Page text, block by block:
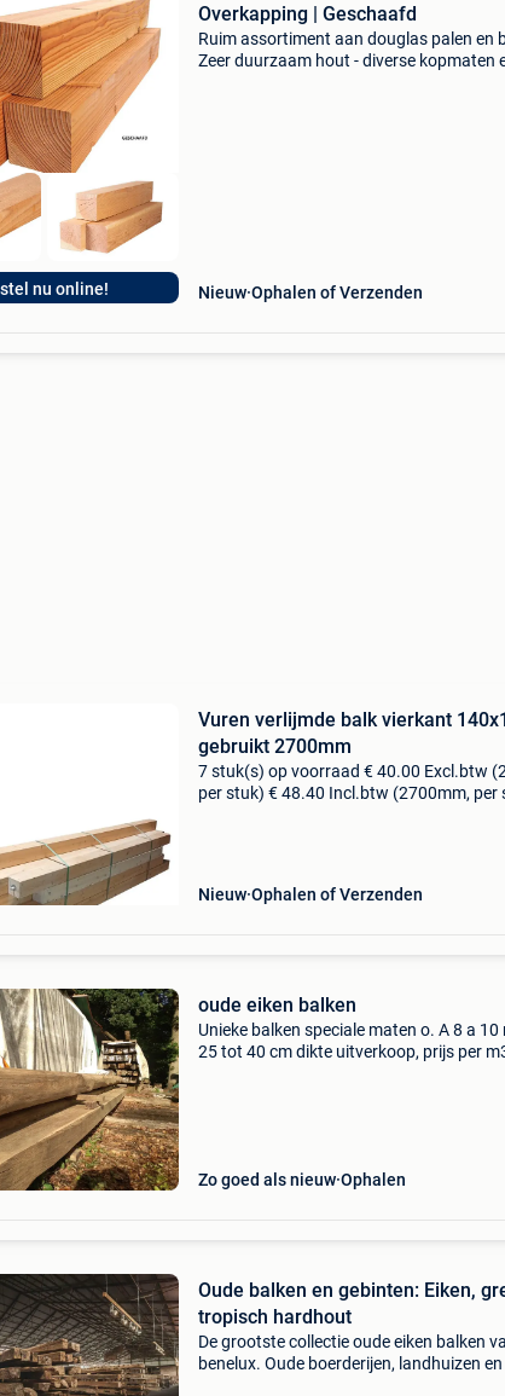
nu online!
Overkapping | Geschaafd
Ruim assortiment aan douglas palen en
Zeer duurzaam hout - diverse kopmaten
Nieuw Ophalen of Verzenden
Vuren verlijmde balk vierkant
gebruikt 2700mm
7 stuk(s) op voorraad € 40.00 Excl.btw
per stuk) € 48.40 Incl.btw (2700mm, per
Nieuw Ophalen of Verzenden
oude eiken balken
Unieke balken speciale maten o. A 8 a 10
25 tot 40 cm dikte uitverkoop, prijs per
Zo goed als nieuw Ophalen
Oude balken en gebinten: Eiken,
tropisch hardhout
De grootste collectie oude eiken balken
benelux. Oude boerderijen, landhuizen